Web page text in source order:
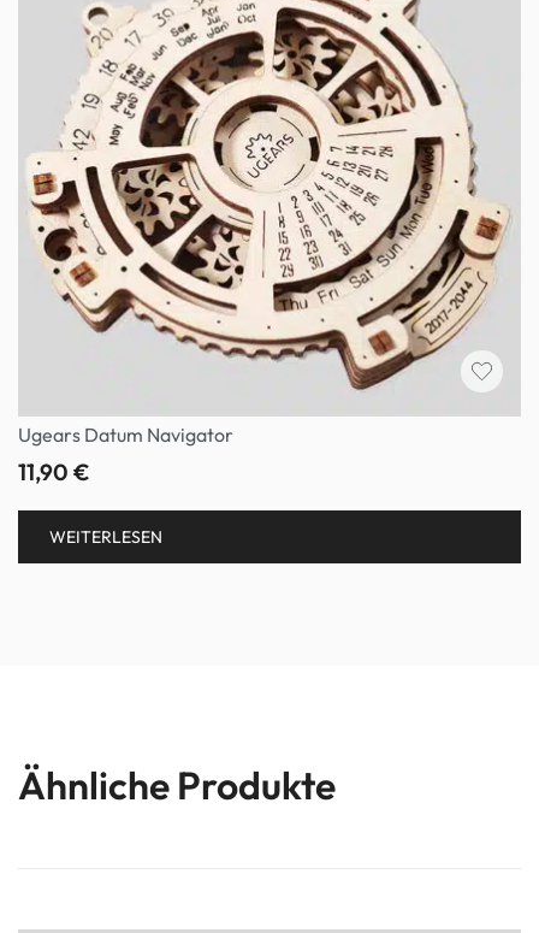
Ugears Datum Navigator
11,90 €
WEITERLESEN
Ähnliche Produkte